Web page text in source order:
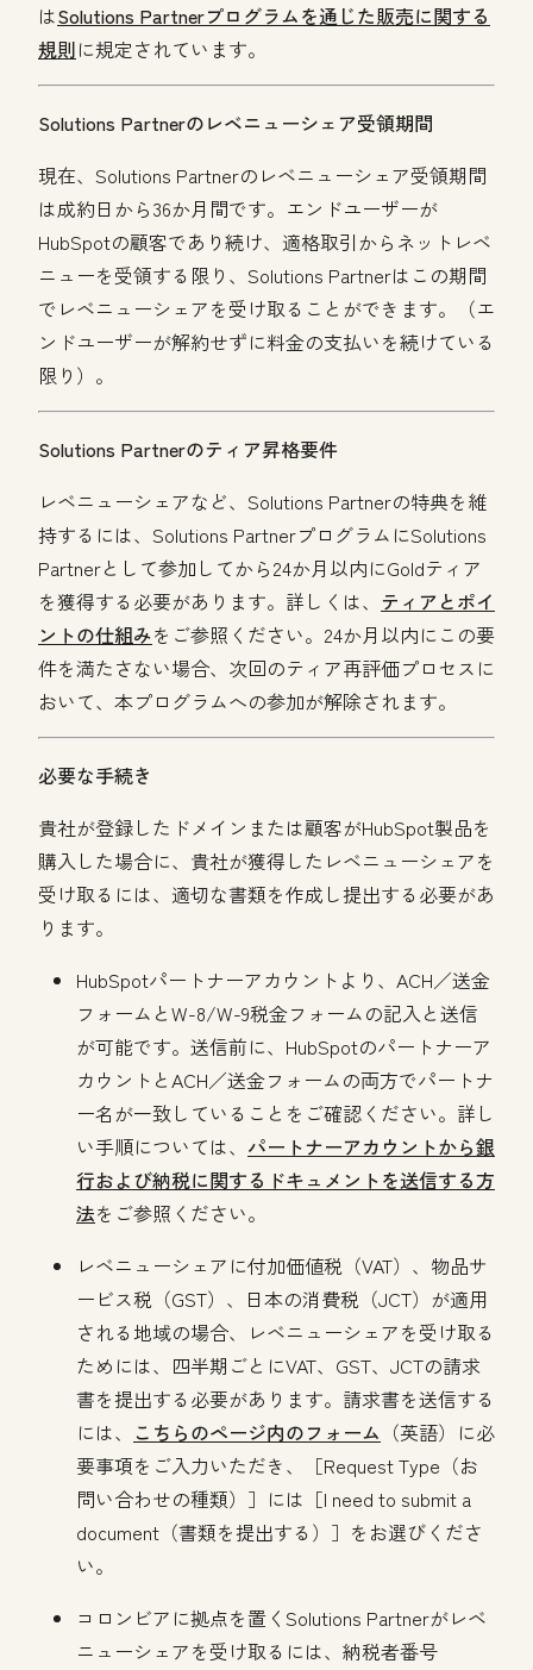
はSolutions Partnerプログラムを通じた販売に関する
規則に規定されています。
Solutions Partnerのレベニューシェア受領期間
現在、Solutions Partnerのレベニューシェア受領期間
は成約日から36か月間です。エンドユーザーが
HubSpotの顧客であり続け、適格取引からネットレベ
ニューを受領する限り、Solutions Partnerはこの期間
でレベニューシェアを受け取ることができます。（エ
ンドユーザーが解約せずに料金の支払いを続けている
限り）。
Solutions Partnerのティア昇格要件
レベニューシェアなど、Solutions Partnerの特典を維
持するには、Solutions PartnerプログラムにSolutions
Partnerとして参加してから24か月以内にGoldティア
を獲得する必要があります。詳しくは、 ティアとポイ
ントの仕組みをご参照ください。24か月以内にこの要
件を満たさない場合、次回のティア再評価プロセスに
おいて、本プログラムへの参加が解除されます。
必要な手続き
貴社が登録したドメインまたは顧客がHubSpot製品を
購入した場合に、貴社が獲得したレベニューシェアを
受け取るには、適切な書類を作成し提出する必要があ
ります。
HubSpotパートナーアカウントより、ACH／送金
フォームとW-8/W-9税金フォームの記入と送信
が可能です。送信前に、HubSpotのパートナーア
カウントとACH／送金フォームの両方でパートナ
ー名が一致していることをご確認ください。詳し
い手順については、 パートナーアカウントから銀
行および納税に関するドキュメントを送信する方
法をご参照ください。
レベニューシェアに付加価値税（VAT）、物品サ
ービス税（GST）、日本の消費税（JCT）が適用
される地域の場合、レベニューシェアを受け取る
ためには、四半期ごとにVAT、GST、JCTの請求
書を提出する必要があります。請求書を送信する
には、 こちらのページ内のフォーム （英語）に必
要事項をご入力いただき、［Request Type（お
問い合わせの種類）］には［I need to submit a
document（書類を提出する）］をお選びくださ
い。
コロンビアに拠点を置くSolutions Partnerがレベ
ニューシェアを受け取るには、納税者番号